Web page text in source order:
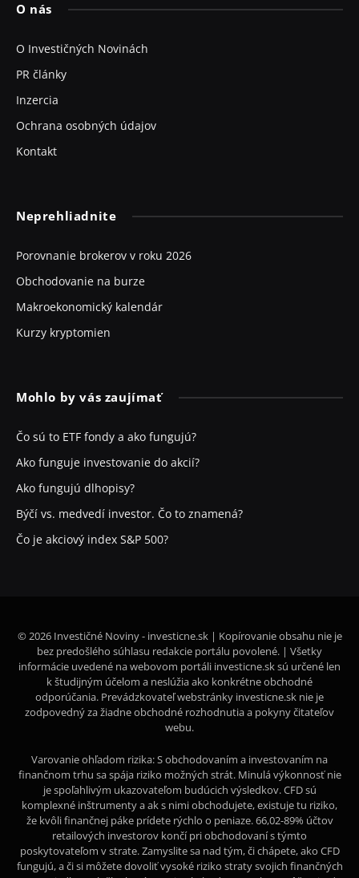
O nás
O Investičných Novinách
PR články
Inzercia
Ochrana osobných údajov
Kontakt
Neprehliadnite
Porovnanie brokerov v roku 2026
Obchodovanie na burze
Makroekonomický kalendár
Kurzy kryptomien
Mohlo by vás zaujímať
Čo sú to ETF fondy a ako fungujú?
Ako funguje investovanie do akcií?
Ako fungujú dlhopisy?
Býčí vs. medvedí investor. Čo to znamená?
Čo je akciový index S&P 500?
© 2026 Investičné Noviny - investicne.sk | Kopírovanie obsahu nie je
bez predošlého súhlasu redakcie portálu povolené. | Všetky
informácie uvedené na webovom portáli investicne.sk sú určené len
k študijným účelom a neslúžia ako konkrétne obchodné
odporúčania. Prevádzkovateľ webstránky investicne.sk nie je
zodpovedný za žiadne obchodné rozhodnutia a pokyny čitateľov
webu.
Varovanie ohľadom rizika: S obchodovaním a investovaním na
finančnom trhu sa spája riziko možných strát. Minulá výkonnosť nie
je spoľahlivým ukazovateľom budúcich výsledkov. CFD sú
komplexné inštrumenty a ak s nimi obchodujete, existuje tu riziko,
že kvôli finančnej páke prídete rýchlo o peniaze. 66,02-89% účtov
retailových investorov končí pri obchodovaní s týmto
poskytovateľom v strate. Zamyslite sa nad tým, či chápete, ako CFD
fungujú, a či si môžete dovoliť vysoké riziko straty svojich finančných